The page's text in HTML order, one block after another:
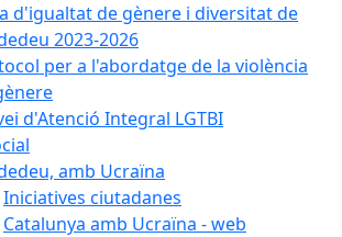
d'igualtat de gènere i diversitat de
2023-2026
per a l'abordatge de la violència
d'Atenció Integral LGTBI
amb Ucraïna
Iniciatives ciutadanes
Catalunya amb Ucraïna - web